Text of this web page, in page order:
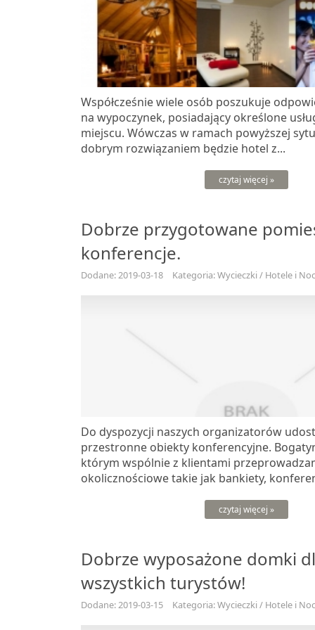
Współcześnie wiele osób poszukuje
na wypoczynek, posiadający określone
miejscu. Wówczas w ramach powyższej
dobrym rozwiązaniem będzie hotel z...
czytaj więcej »
Dobrze przygotowane
konferencje.
Dodane: 2019-03-18 Kategoria: Wycieczki / Hotele i
Do dyspozycji naszych organizatorów
przestronne obiekty konferencyjne.
którym wspólnie z klientami
okolicznościowe takie jak bankiety,
czytaj więcej »
Dobrze wyposażone domki
wszystkich turystów!
Dodane: 2019-03-15 Kategoria: Wycieczki / Hotele i